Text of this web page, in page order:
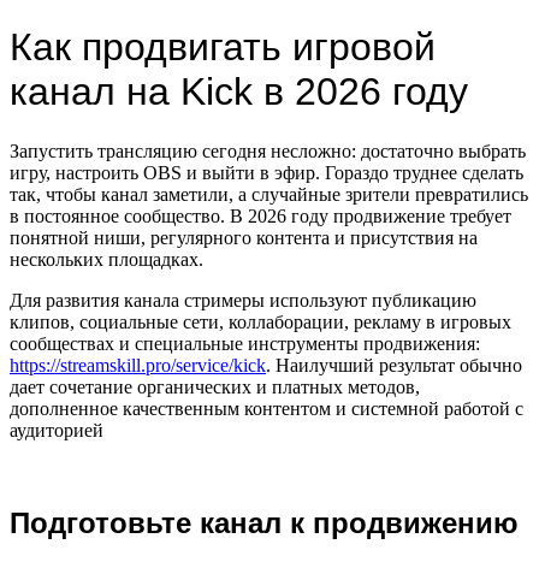
Как продвигать игровой
канал на Kick в 2026 году
Запустить трансляцию сегодня несложно: достаточно выбрать
игру, настроить OBS и выйти в эфир. Гораздо труднее сделать
так, чтобы канал заметили, а случайные зрители превратились
в постоянное сообщество. В 2026 году продвижение требует
понятной ниши, регулярного контента и присутствия на
нескольких площадках.
Для развития канала стримеры используют публикацию
клипов, социальные сети, коллаборации, рекламу в игровых
сообществах и специальные инструменты продвижения:
https://streamskill.pro/service/kick. Наилучший результат обычно
дает сочетание органических и платных методов,
дополненное качественным контентом и системной работой с
аудиторией
Подготовьте канал к продвижению